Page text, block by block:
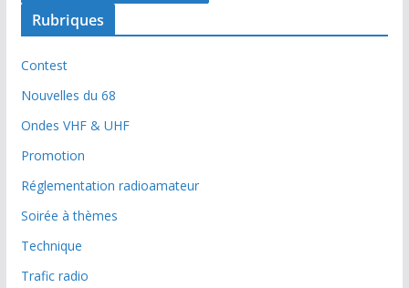
Rubriques
Contest
Nouvelles du 68
Ondes VHF & UHF
Promotion
Réglementation radioamateur
Soirée à thèmes
Technique
Trafic radio